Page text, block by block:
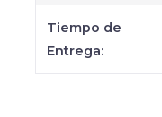
Tiempo de
Entrega: